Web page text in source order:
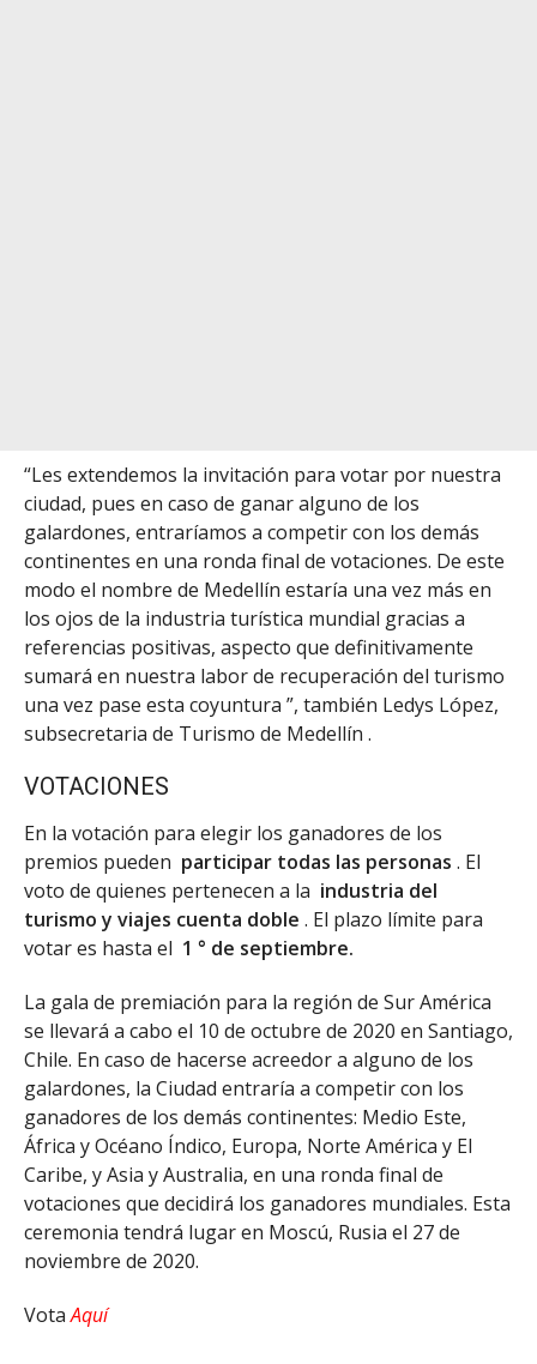
“Les extendemos la invitación para votar por nuestra
ciudad, pues en caso de ganar alguno de los
galardones, entraríamos a competir con los demás
continentes en una ronda final de votaciones. De este
modo el nombre de Medellín estaría una vez más en
los ojos de la industria turística mundial gracias a
referencias positivas, aspecto que definitivamente
sumará en nuestra labor de recuperación del turismo
una vez pase esta coyuntura ”, también Ledys López,
subsecretaria de Turismo de Medellín .
VOTACIONES
En la votación para elegir los ganadores de los
premios pueden participar todas las personas . El
voto de quienes pertenecen a la industria del
turismo y viajes cuenta doble . El plazo límite para
votar es hasta el 1 ° de septiembre.
La gala de premiación para la región de Sur América
se llevará a cabo el 10 de octubre de 2020 en Santiago,
Chile. En caso de hacerse acreedor a alguno de los
galardones, la Ciudad entraría a competir con los
ganadores de los demás continentes: Medio Este,
África y Océano Índico, Europa, Norte América y El
Caribe, y Asia y Australia, en una ronda final de
votaciones que decidirá los ganadores mundiales. Esta
ceremonia tendrá lugar en Moscú, Rusia el 27 de
noviembre de 2020.
VotaAquí